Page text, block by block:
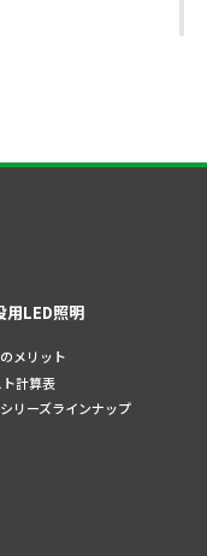
用LED照明
メリット
計算表
リーズラインナップ